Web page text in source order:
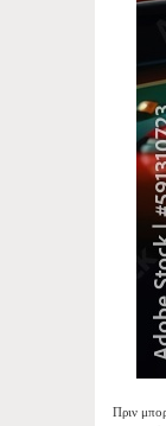
Πριν